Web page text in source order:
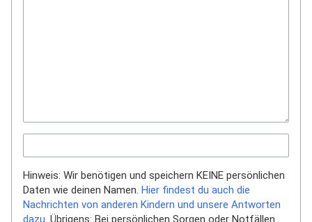
Hinweis: Wir benötigen und speichern KEINE persönlichen
Daten wie deinen Namen. Hier findest du auch die
Nachrichten von anderen Kindern und unsere Antworten
dazu. Übrigens: Bei persönlichen Sorgen oder Notfällen